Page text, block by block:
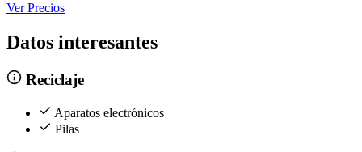
Ver Precios
Datos interesantes
Reciclaje
Aparatos electrónicos
Pilas